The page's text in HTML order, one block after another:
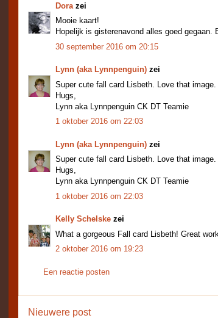
Dora zei
Mooie kaart!
Hopelijk is gisterenavond alles goed gegaan.
30 september 2016 om 20:15
Lynn (aka Lynnpenguin) zei
Super cute fall card Lisbeth. Love that image.
Hugs,
Lynn aka Lynnpenguin CK DT Teamie
1 oktober 2016 om 22:03
Lynn (aka Lynnpenguin) zei
Super cute fall card Lisbeth. Love that image.
Hugs,
Lynn aka Lynnpenguin CK DT Teamie
1 oktober 2016 om 22:03
Kelly Schelske zei
What a gorgeous Fall card Lisbeth! Great
2 oktober 2016 om 19:23
Een reactie posten
Nieuwere post